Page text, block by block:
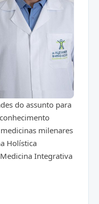
do assunto para
milenares
Holística
Integrativa